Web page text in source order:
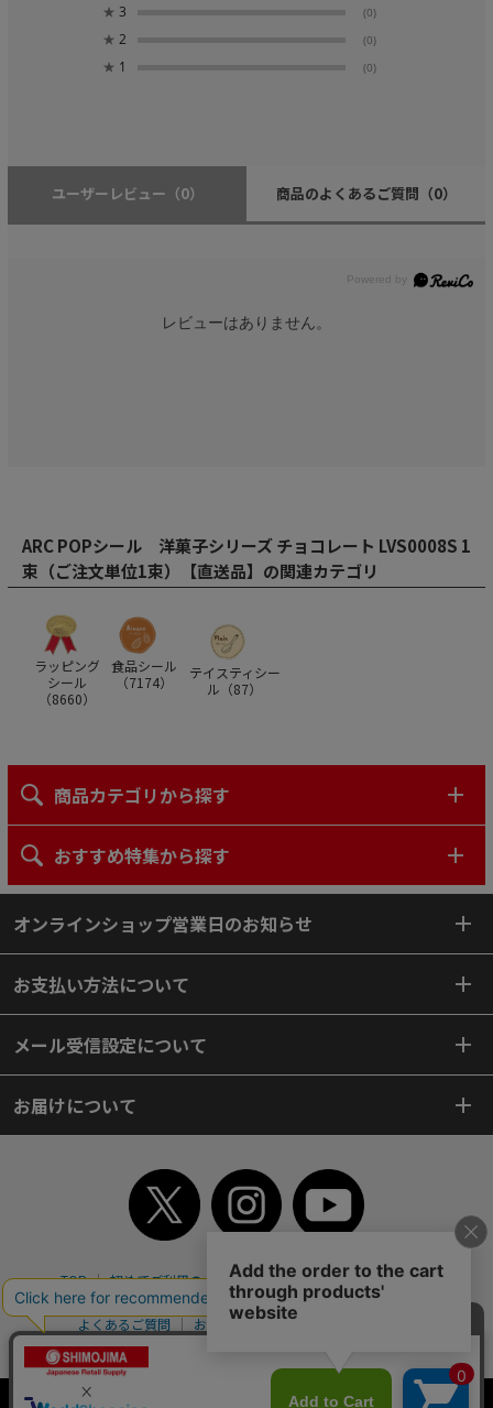
★ 3 (0)
★ 2 (0)
★ 1 (0)
ユーザーレビュー （0） 商品のよくあるご質問 （0）
レビューはありません。
ARC POPシール 洋菓子シリーズ チョコレート LVS0008S 1
束（ご注文単位1束）【直送品】の関連カテゴリ
ラッピング
シール
（8660）
食品シール
（7174）
テイスティシー
ル（87）
商品カテゴリから探す
おすすめ特集から探す
オンラインショップ営業日のお知らせ
お支払い方法について
メール受信設定について
お届けについて
TOP 初めてご利用のお客様へ ご利用案内
ご利用規約
個人情報保護方針
特定商取引法
会社案内
よくあるご質問
お問い合わせ
ピンポイントサーチ
サイトマップ
Copyright© 2018 SHIMOJIMA Co.,Ltd. All Rights Reserved.